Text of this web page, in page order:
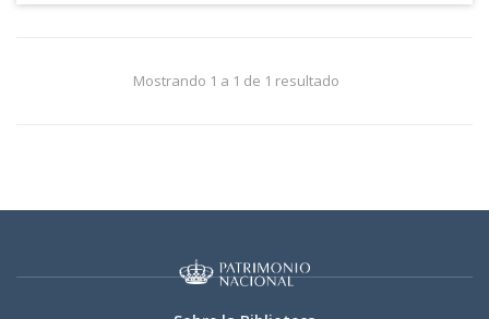
Mostrando 1 a 1 de 1 resultado